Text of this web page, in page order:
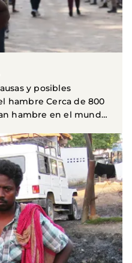
y posibles
hambre Cerca de 800
hambre en el mundo.